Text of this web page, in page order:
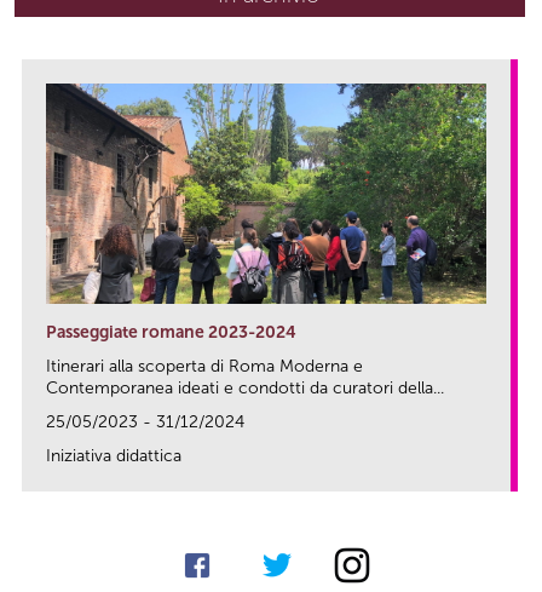
Passeggiate romane 2023-2024
Itinerari alla scoperta di Roma Moderna e
Contemporanea ideati e condotti da curatori della...
25/05/2023 - 31/12/2024
Iniziativa didattica